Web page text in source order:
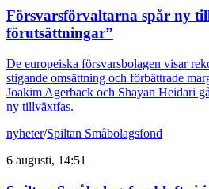
Försvarsförvaltarna spår ny
förutsättningar”
De europeiska försvarsbolagen visar
stigande omsättning och förbättrade
Joakim Agerback och Shayan Heidari
ny tillväxtfas.
nyheter/Spiltan Småbolagsfond
6 augusti, 14:51